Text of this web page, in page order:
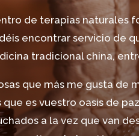
de terapias naturales
encontrar servicio de
tradicional china,
que más me gusta de
que es vuestro oasis de
a la vez que van